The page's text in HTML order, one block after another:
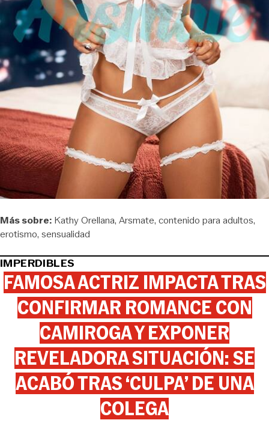
Más sobre: Kathy Orellana Arsmate contenido para adultos
erotismo sensualidad
IMPERDIBLES
FAMOSA ACTRIZ IMPACTA TRAS
CONFIRMAR ROMANCE CON
CAMIROGA Y EXPONER
REVELADORA SITUACIÓN: SE
ACABÓ TRAS ‘CULPA’ DE UNA
COLEGA